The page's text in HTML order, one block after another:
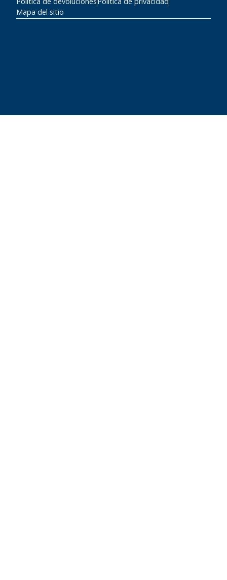
Mapa del sitio